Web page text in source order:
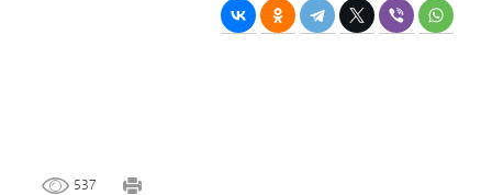
537